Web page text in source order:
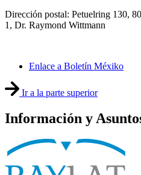
Dirección postal: Petuelring 130,
1, Dr. Raymond Wittmann
Enlace a Boletín Méxiko
Ir a la parte superior
Información y